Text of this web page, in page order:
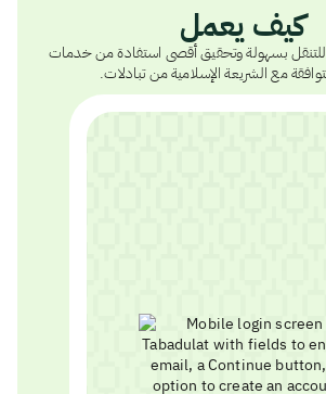
كيف يعمل
بسهولة وتحقيق أقصى استفادة من خدمات
مع الشريعة الإسلامية من تبادلات.